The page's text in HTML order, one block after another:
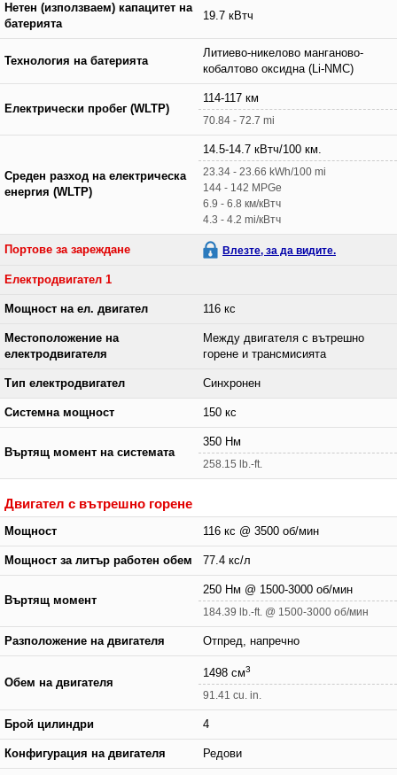
Нетен (използваем) капацитет на
батерията
19.7 кВтч
Технология на батерията
Литиево-никелово манганово-
кобалтово оксидна (Li-NMC)
Електрически пробег (WLTP)
114-117 км
70.84 - 72.7 mi
Среден разход на електрическа
енергия (WLTP)
14.5-14.7 кВтч/100 км.
23.34 - 23.66 kWh/100 mi
144 - 142 MPGe
6.9 - 6.8 км/кВтч
4.3 - 4.2 mi/кВтч
Портове за зареждане Влезте, за да видите.
Електродвигател 1
Мощност на ел. двигател 116 кс
Местоположение на
електродвигателя
Между двигателя с вътрешно
горене и трансмисията
Тип електродвигател Синхронен
Системна мощност 150 кс
Въртящ момент на системата
350 Нм
258.15 lb.-ft.
Двигател с вътрешно горене
Мощност 116 кс @ 3500 об/мин
Мощност за литър работен обем 77.4 кс/л
Въртящ момент
250 Нм @ 1500-3000 об/мин
184.39 lb.-ft. @ 1500-3000 об/мин
Разположение на двигателя Отпред, напречно
Обем на двигателя
1498 см3
91.41 cu. in.
Брой цилиндри 4
Конфигурация на двигателя Редови